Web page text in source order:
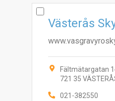
Västerås
Fältmätargatan
721 35
021-382550